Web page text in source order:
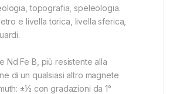
topografia, speleologia.
e livella torica, livella sferica,
Nd Fe B, più resistente alla
di un qualsiasi altro magnete
±½ con gradazioni da 1°